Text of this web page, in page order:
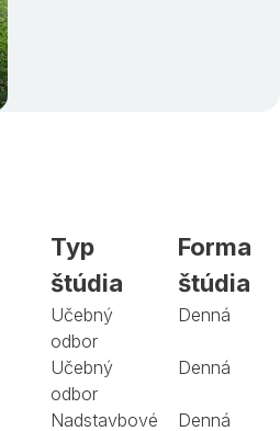
Typ
štúdia
Forma
štúdia
Učebný
odbor
Denná
Učebný
odbor
Denná
Nadstavbové Denná